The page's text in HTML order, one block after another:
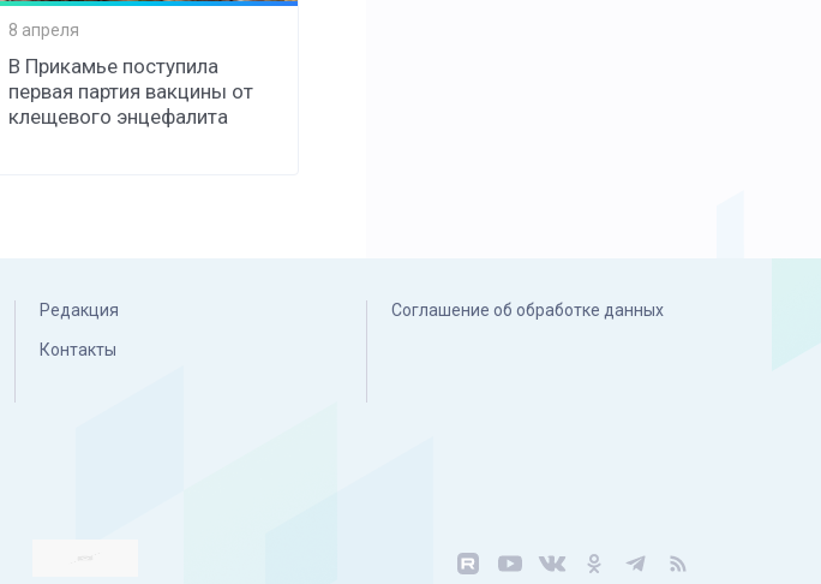
8 апреля
В Прикамье поступила
первая партия вакцины от
клещевого энцефалита
Редакция
Контакты
Соглашение об обработке данных